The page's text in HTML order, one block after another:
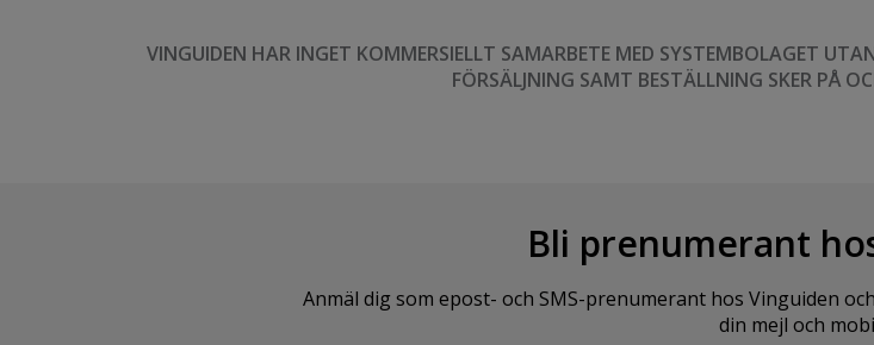
VINGUIDEN HAR INGET KOMMERSIELLT SAMARBETE MED SYSTEMBOLAGET
FÖRSÄLJNING SAMT BESTÄLLNING SKER PÅ
Bli prenumerant
Anmäl dig som epost- och SMS-prenumerant hos Vinguiden
din mejl och